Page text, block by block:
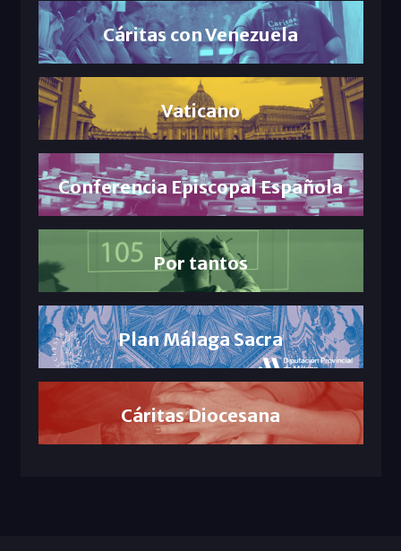
Cáritas con Venezuela
Vaticano
Conferencia Episcopal Española
Por tantos
Plan Málaga Sacra
Cáritas Diocesana